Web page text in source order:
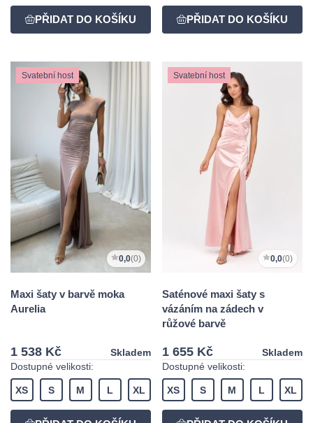
Svatební host
0,0(0)
Maxi šaty v barvě moka
Aurelia
1 538 Kč
Skladem
Dostupné velikosti:
XS S M L XL
Svatební host
0,0(0)
Saténové maxi šaty s
vázáním na zádech v
růžové barvě
1 655 Kč
Skladem
Dostupné velikosti:
XS S M L XL